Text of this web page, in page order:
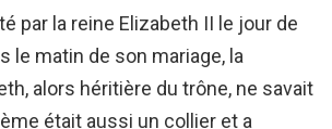
par la reine Elizabeth II le jour de
le matin de son mariage, la
alors héritière du trône, ne savait
était aussi un collier et a